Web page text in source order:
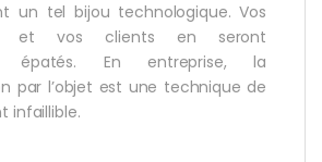
un tel bijou technologique. Vos
et vos clients en seront
épatés. En entreprise, la
par l’objet est une technique de
infaillible.